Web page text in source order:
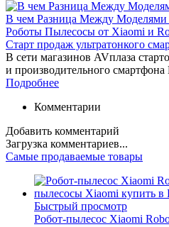
В чем Разница Между Моделями
Роботы Пылесосы от Xiaomi и
Старт продаж ультратонкого
В сети магазинов AVплаза
и производительного
Подробнее
Комментарии
Добавить комментарий
Загрузка комментариев...
Самые продаваемые товары
Быстрый просмотр
Робот-пылесос Xiaomi